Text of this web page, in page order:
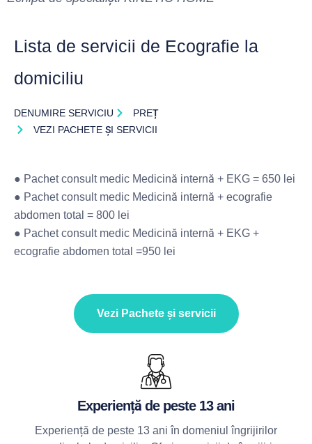
Lista de servicii de Ecografie la
domiciliu
DENUMIRE SERVICIU
PREȚ
VEZI PACHETE ȘI SERVICII
● Pachet consult medic Medicină internă + EKG = 650 lei
● Pachet consult medic Medicină internă + ecografie
abdomen total = 800 lei
● Pachet consult medic Medicină internă + EKG +
ecografie abdomen total =950 lei
Vezi Pachete și servicii
Experiență de peste 13 ani
Experiență de peste 13 ani în domeniul îngrijirilor